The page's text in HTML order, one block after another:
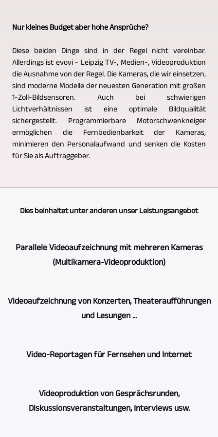
Nur kleines Budget aber hohe Ansprüche?
Diese beiden Dinge sind in der Regel nicht vereinbar.
Allerdings ist evovi - Leipzig TV-, Medien-, Videoproduktion
die Ausnahme von der Regel. Die Kameras, die wir einsetzen,
sind moderne Modelle der neuesten Generation mit großen
1-Zoll-Bildsensoren. Auch bei schwierigen
Lichtverhältnissen ist eine optimale Bildqualität
sichergestellt. Programmierbare Motorschwenkneiger
ermöglichen die Fernbedienbarkeit der Kameras,
minimieren den Personalaufwand und senken die Kosten
für Sie als Auftraggeber.
Dies beinhaltet unter anderen unser Leistungsangebot
Parallele Videoaufzeichnung mit mehreren Kameras
(Multikamera-Videoproduktion)
eines
der
Unternehmen,
-
Leipzig
Videoaufzeichnung von Konzerten, Theateraufführungen
und Lesungen ...
die
von
Konzerten,
Video-Reportagen für Fernsehen und Internet
vielen
Jahren
Videoproduktion von Gesprächsrunden,
Diskussionsveranstaltungen, Interviews usw.